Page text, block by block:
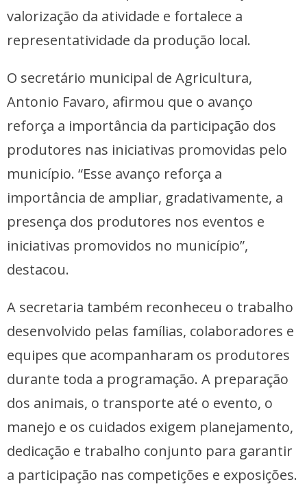
valorização da atividade e fortalece a
representatividade da produção local.
O secretário municipal de Agricultura,
Antonio Favaro, afirmou que o avanço
reforça a importância da participação dos
produtores nas iniciativas promovidas pelo
município. “Esse avanço reforça a
importância de ampliar, gradativamente, a
presença dos produtores nos eventos e
iniciativas promovidos no município”,
destacou.
A secretaria também reconheceu o trabalho
desenvolvido pelas famílias, colaboradores e
equipes que acompanharam os produtores
durante toda a programação. A preparação
dos animais, o transporte até o evento, o
manejo e os cuidados exigem planejamento,
dedicação e trabalho conjunto para garantir
a participação nas competições e exposições.